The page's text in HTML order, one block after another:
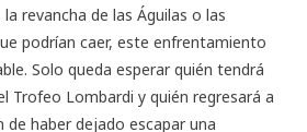
revancha de las Águilas o las
podrían caer, este enfrentamiento
Solo queda esperar quién tendrá
Trofeo Lombardi y quién regresará a
de haber dejado escapar una